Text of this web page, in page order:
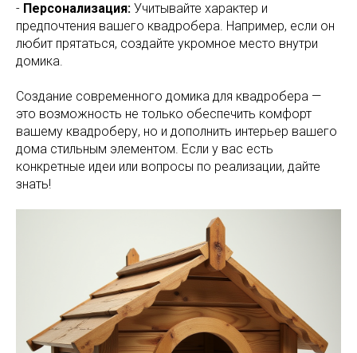
- Персонализация: Учитывайте характер и
предпочтения вашего квадробера. Например, если он
любит прятаться, создайте укромное место внутри
домика.
Создание современного домика для квадробера —
это возможность не только обеспечить комфорт
вашему квадроберу, но и дополнить интерьер вашего
дома стильным элементом. Если у вас есть
конкретные идеи или вопросы по реализации, дайте
знать!